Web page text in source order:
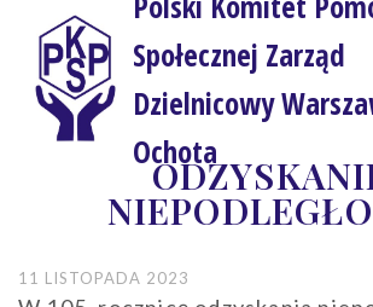
Społecznej Zarząd
Dzielnicowy
Ochota
11 LISTOPADA 2023